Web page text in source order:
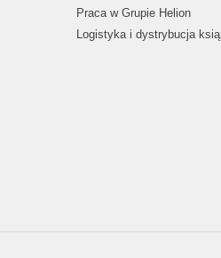
Praca w Grupie Helion
Logistyka i dystrybucja